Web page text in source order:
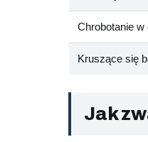
Chrobotanie w
Kruszące się
Jak